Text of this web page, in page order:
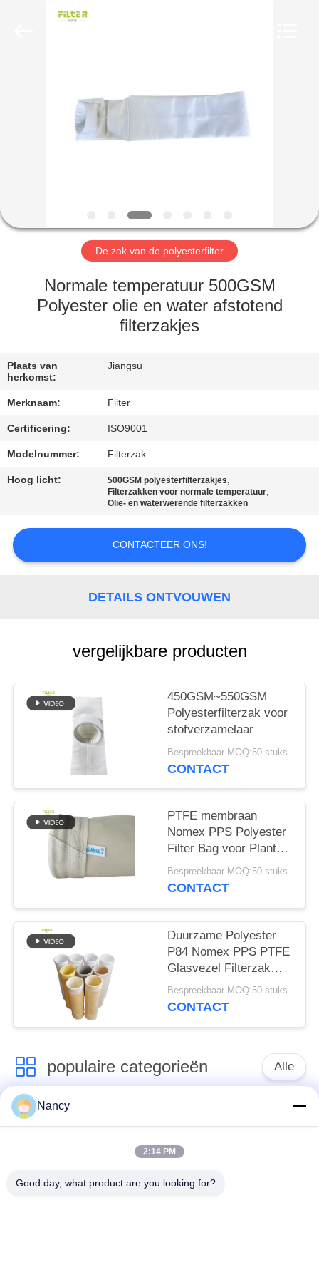
PRODUCTEN
FABRIEKSREIS
KWALITEITSCONTROLE
CONTACTEER
VERZOEK
OM EEN
CITAAT
SITEMAP
De zak van de polyesterfilter
Normale temperatuur 500GSM
Polyester olie en water afstotend
filterzakjes
Plaats van
herkomst:
Jiangsu
Merknaam: Filter
Certificering: ISO9001
Modelnummer: Filterzak
Hoog licht: 500GSM polyesterfilterzakjes,
Filterzakken voor normale temperatuur,
Olie- en waterwerende filterzakken
CONTACTEER ONS!
DETAILS ONTVOUWEN
vergelijkbare producten
450GSM~550GSM
Polyesterfilterzak voor
stofverzamelaar
Bespreekbaar MOQ:50 stuks
CONTACT
PTFE membraan
Nomex PPS Polyester
Filter Bag voor Plant
Plant
Bespreekbaar MOQ:50 stuks
CONTACT
Duurzame Polyester
P84 Nomex PPS PTFE
Glasvezel Filterzak
voor
Stofafzuigapparatuur
Bespreekbaar MOQ:50 stuks
CONTACT
populaire categorieën Alle
Stofopvangfilterzakken
Nancy
2:14 PM
Good day, what product are you looking for?